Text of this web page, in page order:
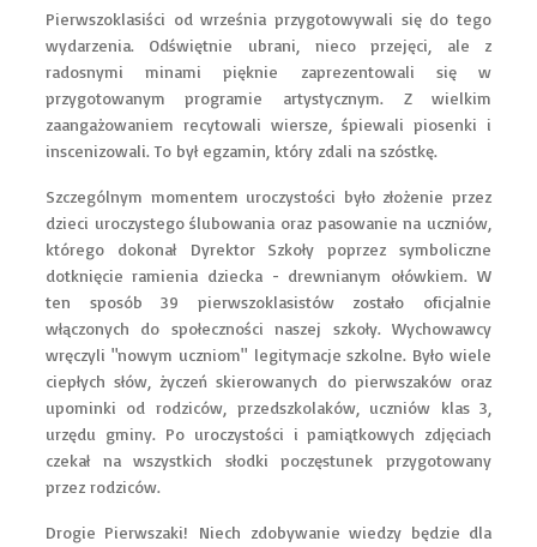
Pierwszoklasiści od września przygotowywali się do tego
wydarzenia. Odświętnie ubrani, nieco przejęci, ale z
radosnymi minami pięknie zaprezentowali się w
przygotowanym programie artystycznym. Z wielkim
zaangażowaniem recytowali wiersze, śpiewali piosenki i
inscenizowali. To był egzamin, który zdali na szóstkę.
Szczególnym momentem uroczystości było złożenie przez
dzieci uroczystego ślubowania oraz pasowanie na uczniów,
którego dokonał Dyrektor Szkoły poprzez symboliczne
dotknięcie ramienia dziecka - drewnianym ołówkiem. W
ten sposób 39 pierwszoklasistów zostało oficjalnie
włączonych do społeczności naszej szkoły. Wychowawcy
wręczyli "nowym uczniom" legitymacje szkolne. Było wiele
ciepłych słów, życzeń skierowanych do pierwszaków oraz
upominki od rodziców, przedszkolaków, uczniów klas 3,
urzędu gminy. Po uroczystości i pamiątkowych zdjęciach
czekał na wszystkich słodki poczęstunek przygotowany
przez rodziców.
Drogie Pierwszaki! Niech zdobywanie wiedzy będzie dla